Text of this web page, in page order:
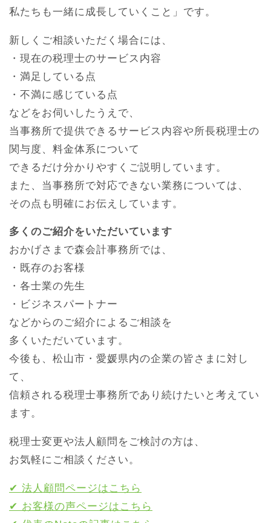
私たちも一緒に成長していくこと」です。
新しくご相談いただく場合には、
・現在の税理士のサービス内容
・満足している点
・不満に感じている点
などをお伺いしたうえで、
当事務所で提供できるサービス内容や所長税理士の
関与度、料金体系について
できるだけ分かりやすくご説明しています。
また、当事務所で対応できない業務については、
その点も明確にお伝えしています。
多くのご紹介をいただいています
おかげさまで森会計事務所では、
・既存のお客様
・各士業の先生
・ビジネスパートナー
などからのご紹介によるご相談を
多くいただいています。
今後も、松山市・愛媛県内の企業の皆さまに対し
て、
信頼される税理士事務所であり続けたいと考えてい
ます。
税理士変更や法人顧問をご検討の方は、
お気軽にご相談ください。
✔ 法人顧問ページはこちら
✔ お客様の声ページはこちら